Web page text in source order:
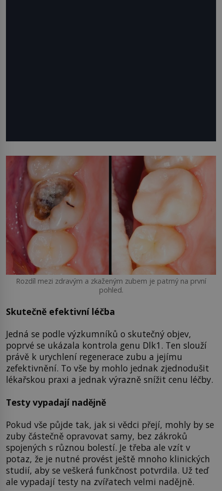
Rozdíl mezi zdravým a zkaženým zubem je patrný na první
pohled.
Skutečně efektivní léčba
Jedná se podle výzkumníků o skutečný objev,
poprvé se ukázala kontrola genu Dlk1. Ten slouží
právě k urychlení regenerace zubu a jejímu
zefektivnění. To vše by mohlo jednak zjednodušit
lékařskou praxi a jednak výrazně snížit cenu léčby.
Testy vypadají nadějně
Pokud vše půjde tak, jak si vědci přejí, mohly by se
zuby částečně opravovat samy, bez zákroků
spojených s různou bolestí. Je třeba ale vzít v
potaz, že je nutné provést ještě mnoho klinických
studií, aby se veškerá funkčnost potvrdila. Už teď
ale vypadají testy na zvířatech velmi nadějně.